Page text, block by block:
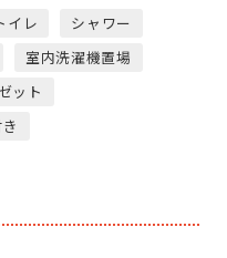
イレ
シャワー
室内洗濯機置場
ット